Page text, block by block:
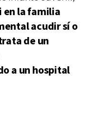
en la familia
acudir sí o
de un
a un hospital